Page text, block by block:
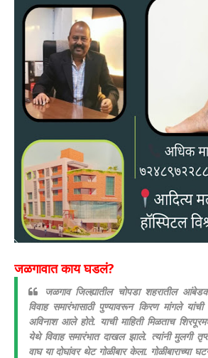
जळगावात काय घडलं?
जळगाव जिल्ह्यातील चोपडा शहरातील
विवाह समारंभासाठी पुण्यावरून किरण मांगले
अविनाश आले होते. याची माहिती मिळताच
येथे विवाह समारंभात दाखल झाले. त्यांनी मुलगी
वाघ या दोघांवर थेट गोळीबार केला. गोळीबाराच्या